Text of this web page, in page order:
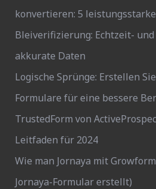
konvertieren: 5
Bleiverifizierung: Echtzeit-
akkurate Daten
Logische Sprünge: Erstellen
Formulare für eine bessere
TrustedForm von
Leitfaden für 2024
Wie man Jornaya mit
Jornaya-Formular erstellt)